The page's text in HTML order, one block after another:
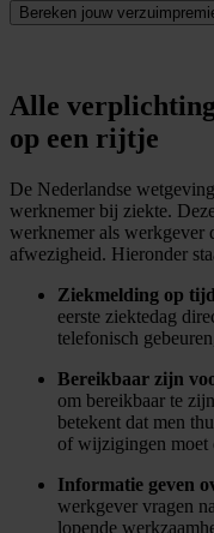
Bereken jouw
Alle
op een rijtje
De Nederlandse
werknemer bij ziekte.
werknemer als werkgever
afwezigheid. Hieronder
Ziekmelding op
eerste ziektedag
telefonisch
Bereikbaar zijn
om bereikbaar te
betekent dat men
of wijzigingen moet
Informatie geven
werkgever vragen
lopende